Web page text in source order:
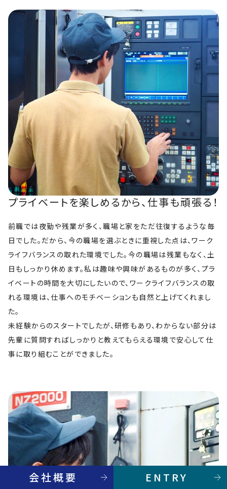
会社概要 ENTRY
プライベートを楽しめるから、仕事も頑張る！
前職では夜勤や残業が多く、職場と家をただ往復するような毎
日でした。だから、今の職場を選ぶときに重視した点は、ワーク
ライフバランスの取れた環境でした。今の職場は残業もなく、土
日もしっかり休めます。私は趣味や興味があるものが多く、プラ
イベートの時間を大切にしたいので、ワークライフバランスの取
れる環境は、仕事へのモチベーションも自然と上げてくれまし
た。
未経験からのスタートでしたが、研修もあり、わからない部分は
先輩に質問すればしっかりと教えてもらえる環境で安心して仕
事に取り組むことができました。